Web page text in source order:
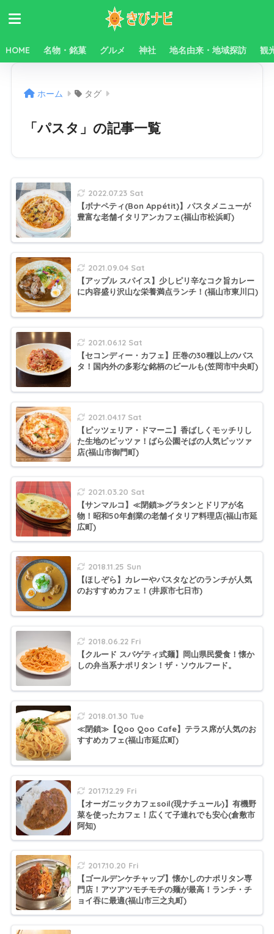
HOME 名物・銘菓 グルメ 神社 地名由来・地域探訪 観
ホーム タグ
「パスタ」の記事一覧
2022.07.23 Sat
【ボナペティ(Bon Appétit)】パスタメニューが
豊富な老舗イタリアンカフェ(福山市松浜町)
2021.09.04 Sat
【アップル スパイス】少しピリ辛なコク旨カレー
に内容盛り沢山な栄養満点ランチ！(福山市東川口)
2021.06.12 Sat
【セコンディー・カフェ】圧巻の30種以上のパス
タ！国内外の多彩な銘柄のビールも(笠岡市中央町)
2021.04.17 Sat
【ピッツェリア・ドマーニ】香ばしくモッチリし
た生地のピッツァ！ばら公園そばの人気ピッツァ
店(福山市御門町)
2021.03.20 Sat
【サンマルコ】≪閉鎖≫グラタンとドリアが名
物！昭和50年創業の老舗イタリア料理店(福山市延
広町)
2018.11.25 Sun
【ほしぞら】カレーやパスタなどのランチが人気
のおすすめカフェ！(井原市七日市)
2018.06.22 Fri
【クルード スパゲティ式麺】岡山県民愛食！懐か
しの弁当系ナポリタン！ザ・ソウルフード。
2018.01.30 Tue
≪閉鎖≫【Qoo Qoo Cafe】テラス席が人気のお
すすめカフェ(福山市延広町)
2017.12.29 Fri
【オーガニックカフェsoil(現ナチュール)】有機野
菜を使ったカフェ！広くて子連れでも安心(倉敷市
阿知)
2017.10.20 Fri
【ゴールデンケチャップ】懐かしのナポリタン専
門店！アツアツモチモチの麺が最高！ランチ・チ
ョイ吞に最適(福山市三之丸町)